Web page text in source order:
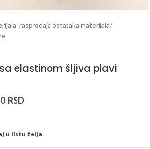
rasprodaja ostataka materijala/
elastinom šljiva plavi
RSD
u listu želja